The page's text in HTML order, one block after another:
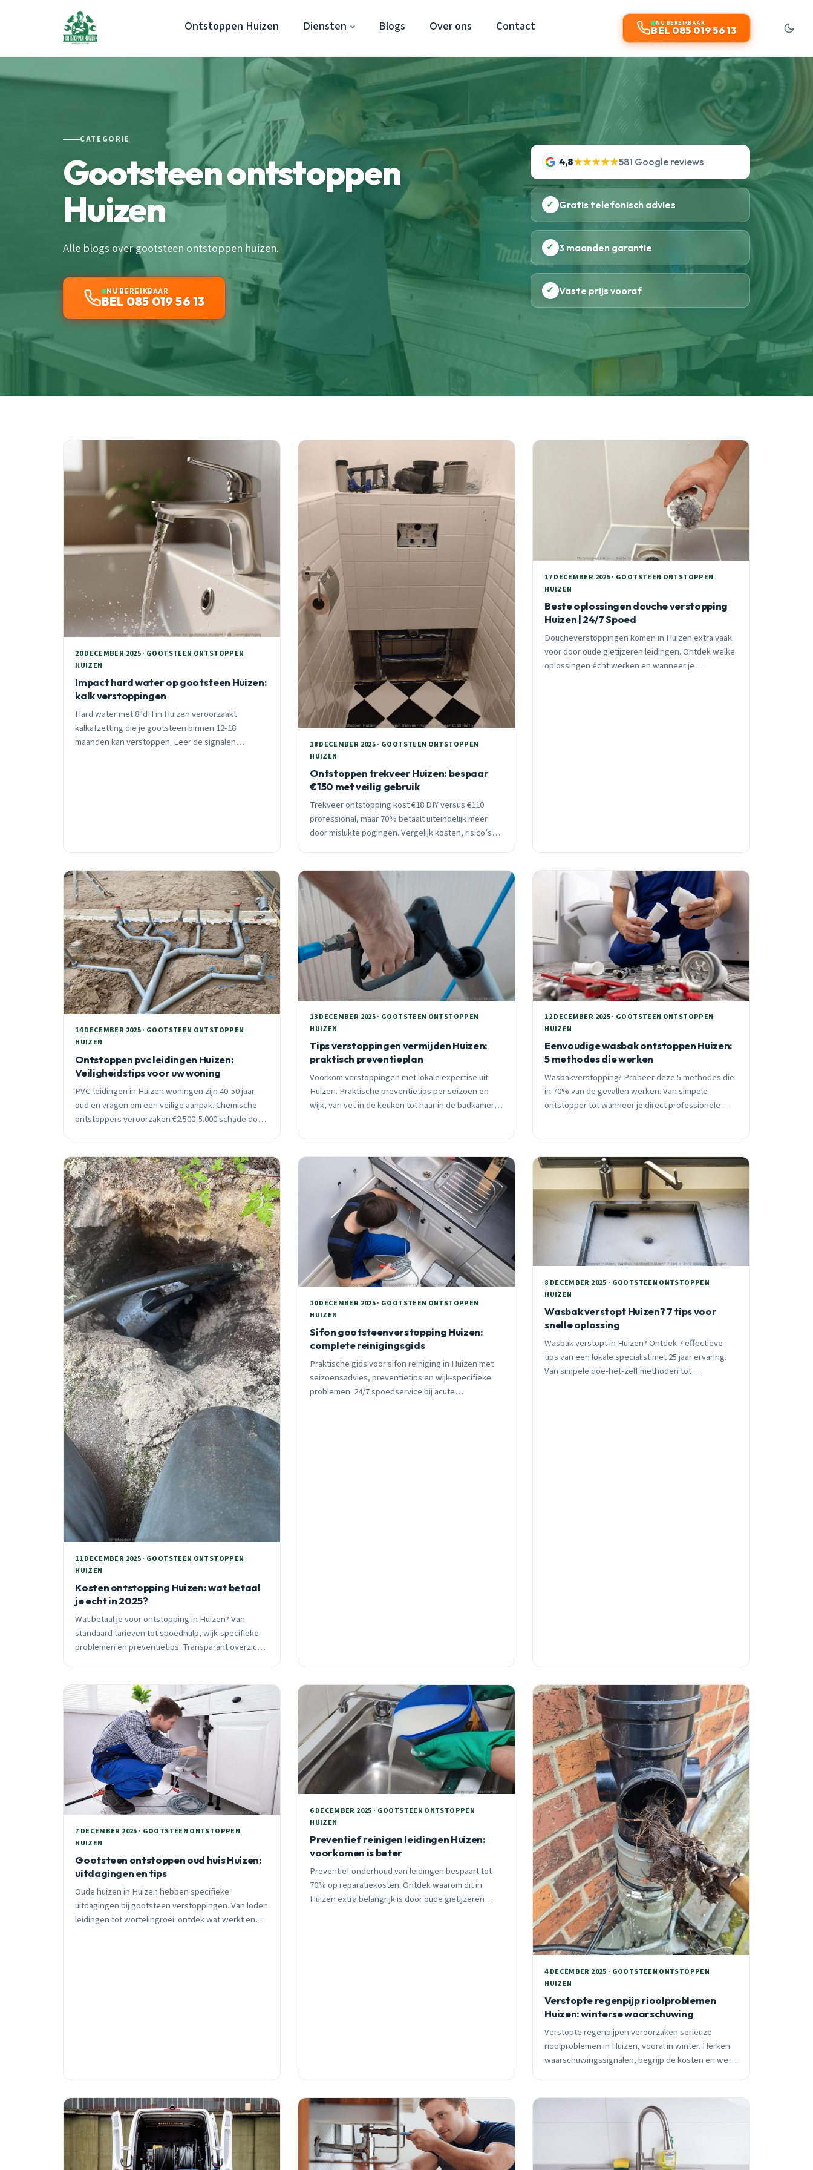
Ontstoppen Huizen Diensten Blogs Over ons Contact NU BEREIKBAAR
BEL 085 019 56 13
CATEGORIE
Gootsteen ontstoppen
Huizen
Alle blogs over gootsteen ontstoppen huizen.
NU BEREIKBAAR
BEL 085 019 56 13
4,8★★★★★581 Google reviews
✓ Gratis telefonisch advies
✓ 3 maanden garantie
✓ Vaste prijs vooraf
20 DECEMBER 2025 · GOOTSTEEN ONTSTOPPEN
HUIZEN
Impact hard water op gootsteen Huizen:
kalk verstoppingen
Hard water met 8°dH in Huizen veroorzaakt
kalkafzetting die je gootsteen binnen 12-18
maanden kan verstoppen. Leer de signalen
18 DECEMBER 2025 · GOOTSTEEN ONTSTOPPEN
HUIZEN
Ontstoppen trekveer Huizen: bespaar
€150 met veilig gebruik
Trekveer ontstopping kost €18 DIY versus €110
professional, maar 70% betaalt uiteindelijk meer
door mislukte pogingen. Vergelijk kosten, risico’s
17 DECEMBER 2025 · GOOTSTEEN ONTSTOPPEN
HUIZEN
Beste oplossingen douche verstopping
Huizen | 24/7 Spoed
Doucheverstoppingen komen in Huizen extra vaak
voor door oude gietijzeren leidingen. Ontdek welke
oplossingen écht werken en wanneer je
14 DECEMBER 2025 · GOOTSTEEN ONTSTOPPEN
HUIZEN
Ontstoppen pvc leidingen Huizen:
Veiligheidstips voor uw woning
PVC-leidingen in Huizen woningen zijn 40-50 jaar
oud en vragen om een veilige aanpak. Chemische
ontstoppers veroorzaken €2.500-5.000 schade door
13 DECEMBER 2025 · GOOTSTEEN ONTSTOPPEN
HUIZEN
Tips verstoppingen vermijden Huizen:
praktisch preventieplan
Voorkom verstoppingen met lokale expertise uit
Huizen. Praktische preventietips per seizoen en
wijk, van vet in de keuken tot haar in de badkamer.
12 DECEMBER 2025 · GOOTSTEEN ONTSTOPPEN
HUIZEN
Eenvoudige wasbak ontstoppen Huizen:
5 methodes die werken
Wasbakverstopping? Probeer deze 5 methodes die
in 70% van de gevallen werken. Van simpele
ontstopper tot wanneer je direct professionele
11 DECEMBER 2025 · GOOTSTEEN ONTSTOPPEN
HUIZEN
Kosten ontstopping Huizen: wat betaal
je echt in 2025?
Wat betaal je voor ontstopping in Huizen? Van
standaard tarieven tot spoedhulp, wijk-specifieke
problemen en preventietips. Transparant overzicht
10 DECEMBER 2025 · GOOTSTEEN ONTSTOPPEN
HUIZEN
Sifon gootsteenverstopping Huizen:
complete reinigingsgids
Praktische gids voor sifon reiniging in Huizen met
seizoensadvies, preventietips en wijk-specifieke
problemen. 24/7 spoedservice bij acute
8 DECEMBER 2025 · GOOTSTEEN ONTSTOPPEN
HUIZEN
Wasbak verstopt Huizen? 7 tips voor
snelle oplossing
Wasbak verstopt in Huizen? Ontdek 7 effectieve
tips van een lokale specialist met 25 jaar ervaring.
Van simpele doe-het-zelf methoden tot
7 DECEMBER 2025 · GOOTSTEEN ONTSTOPPEN
HUIZEN
Gootsteen ontstoppen oud huis Huizen:
uitdagingen en tips
Oude huizen in Huizen hebben specifieke
uitdagingen bij gootsteen verstoppingen. Van loden
leidingen tot wortelingroei: ontdek wat werkt en
6 DECEMBER 2025 · GOOTSTEEN ONTSTOPPEN
HUIZEN
Preventief reinigen leidingen Huizen:
voorkomen is beter
Preventief onderhoud van leidingen bespaart tot
70% op reparatiekosten. Ontdek waarom dit in
Huizen extra belangrijk is door oude gietijzeren
4 DECEMBER 2025 · GOOTSTEEN ONTSTOPPEN
HUIZEN
Verstopte regenpijp rioolproblemen
Huizen: winterse waarschuwing
Verstopte regenpijpen veroorzaken serieuze
rioolproblemen in Huizen, vooral in winter. Herken
waarschuwingssignalen, begrijp de kosten en weet